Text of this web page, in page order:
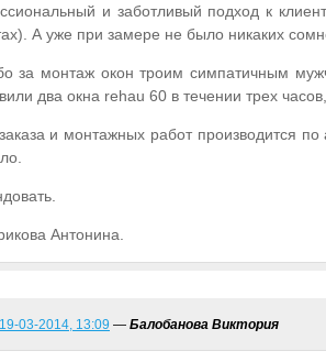
и заботливый подход к
А уже при замере не было никаких
за монтаж окон троим симпатичным
два окна rehau 60 в течении трех
и монтажных работ производится
Антонина.
19-03-2014, 13:09 — Балобанова Виктория